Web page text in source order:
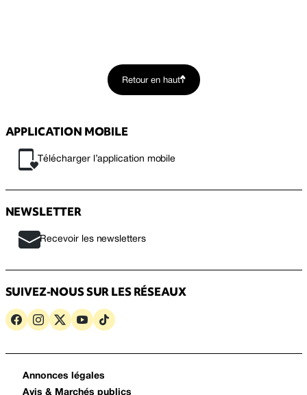
Retour en haut
APPLICATION MOBILE
Télécharger l’application mobile
NEWSLETTER
Recevoir les newsletters
SUIVEZ-NOUS SUR LES RÉSEAUX
Annonces légales
Avis & Marchés publics